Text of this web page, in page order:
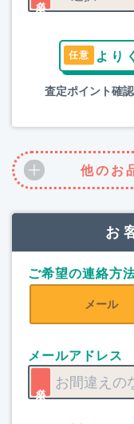
より
査定ポイント確
他のお
お
ご希望の連絡方
メール
メールアドレス